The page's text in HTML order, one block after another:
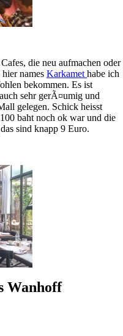
die neu aufmachen oder
names Karkamet habe ich
bekommen. Es ist
sehr gerÃ¤umig und
gelegen. Schick heisst
baht noch ok war und die
sind knapp 9 Euro.
Wanhoff